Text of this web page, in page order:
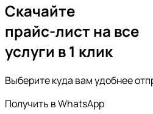
Скачайте
прайс-листна все
услуги в 1 клик
Выберите куда вам удобнее
Получить в WhatsApp